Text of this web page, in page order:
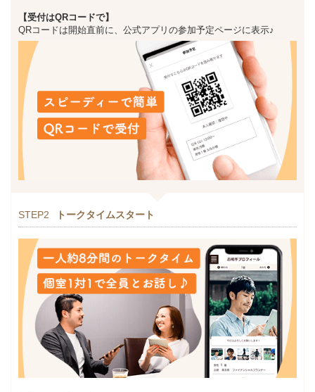
【受付はQRコードで】
QRコードは開始直前に、公式アプリの参加予定ページに表示♪
STEP2 トークタイムスタート